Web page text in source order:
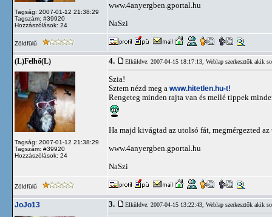
Tagság: 2007-01-12 21:38:29
Tagszám: #39920
Hozzászólások: 24
www.4anyergben.gportal.hu
NaSzi
Zöldfülű
(L)Felhő(L)
Tagság: 2007-01-12 21:38:29
Tagszám: #39920
Hozzászólások: 24
4. Elküldve: 2007-04-15 18:17:13, Weblap szerkesztők akik
Szia!
Sztem nézd meg a www.hitetlen.hu-t!
Rengeteg minden rajta van és mellé tippek
Ha majd kivágtad az utolsó fát, megmérgezted
www.4anyergben.gportal.hu
NaSzi
Zöldfülű
JoJo13 3. Elküldve: 2007-04-15 13:22:43, Weblap szerkesztők akik